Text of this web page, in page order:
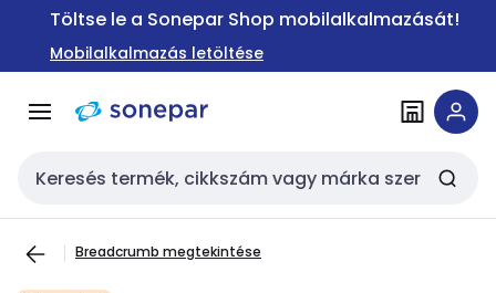
Ugrás a
Ugrás a
tartalomra
Töltse le a Sonepar Shop mobilalkalmazását!
Mobilalkalmazás letöltése
Keresési bemenet
Breadcrumb megtekintése